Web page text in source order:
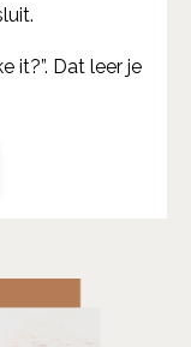
it?”. Dat leer je